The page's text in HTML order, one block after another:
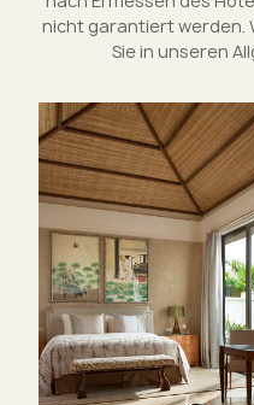
nicht garantiert werden.
Sie in unseren